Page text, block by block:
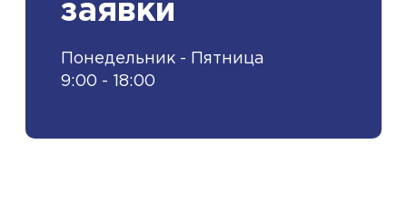
заявки
Понедельник - Пятница
9:00 - 18:00